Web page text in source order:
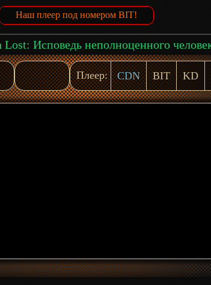
Наш плеер под номером BIT!
Плеер: CDN BIT KD